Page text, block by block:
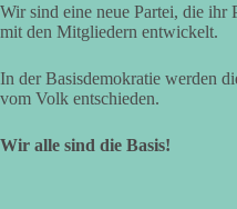
Wir sind eine neue Partei, die ihr
mit den Mitgliedern entwickelt.
In der Basisdemokratie werden
vom Volk entschieden.
Wir alle sind die Basis!